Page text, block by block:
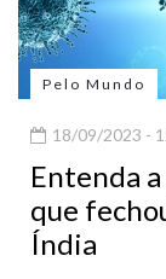
Pelo Mundo
18/09/2023 -
Entenda
que
Índia